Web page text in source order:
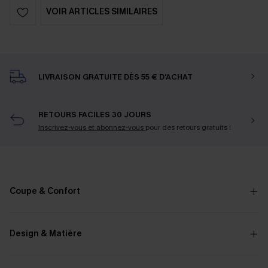
VOIR ARTICLES SIMILAIRES
LIVRAISON GRATUITE DÈS 55 € D'ACHAT
RETOURS FACILES 30 JOURS
Inscrivez-vous et abonnez-vous pour des retours gratuits !
Coupe & Confort
Design & Matière